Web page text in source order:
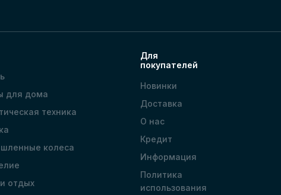
для дома
техника
колеса
отдых
Для
покупателей
Новинки
Доставка
О нас
Кредит
Информация
Политика
использования